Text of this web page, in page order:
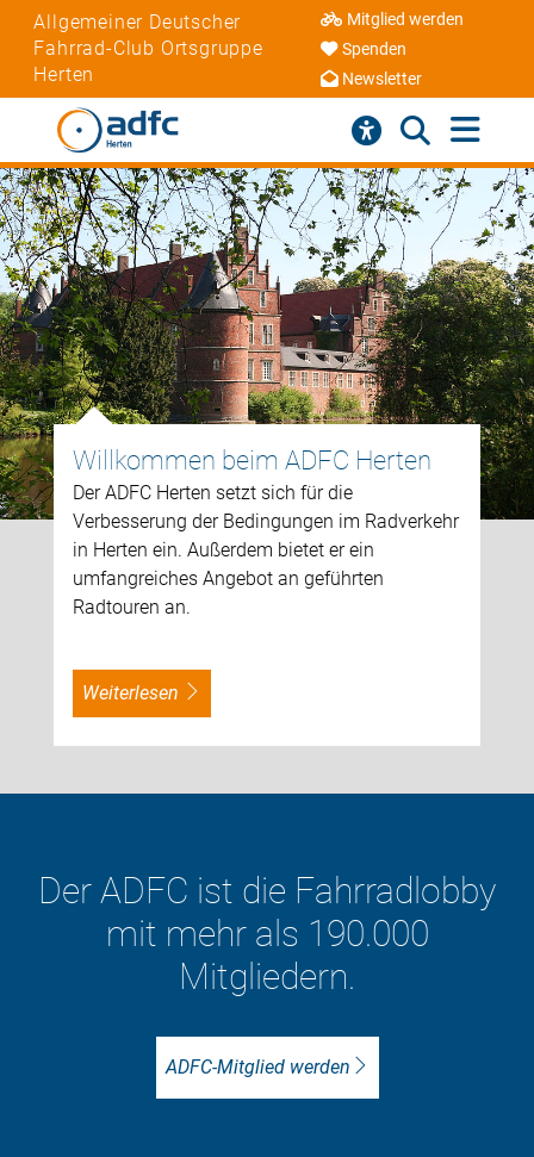
Allgemeiner Deutscher
Fahrrad-Club Ortsgruppe
Herten
Mitglied werden
Spenden
Newsletter
Willkommen beim ADFC Herten
Der ADFC Herten setzt sich für die
Verbesserung der Bedingungen im Radverkehr
in Herten ein. Außerdem bietet er ein
umfangreiches Angebot an geführten
Radtouren an.
weiterlesen
Der ADFC ist die Fahrradlobby
mit mehr als 190.000
Mitgliedern.
ADFC-Mitglied werden